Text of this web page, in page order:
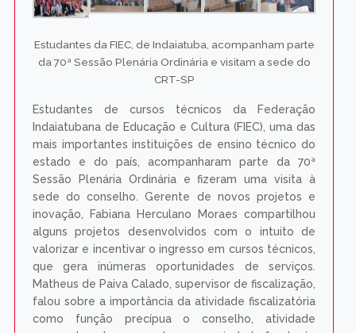
Estudantes da FIEC, de Indaiatuba, acompanham parte
da 70ª Sessão Plenária Ordinária e visitam a sede do
CRT-SP
Estudantes de cursos técnicos da Federação
Indaiatubana de Educação e Cultura (FIEC), uma das
mais importantes instituições de ensino técnico do
estado e do país, acompanharam parte da 70ª
Sessão Plenária Ordinária e fizeram uma visita à
sede do conselho. Gerente de novos projetos e
inovação, Fabiana Herculano Moraes compartilhou
alguns projetos desenvolvidos com o intuito de
valorizar e incentivar o ingresso em cursos técnicos,
que gera inúmeras oportunidades de serviços.
Matheus de Paiva Calado, supervisor de fiscalização,
falou sobre a importância da atividade fiscalizatória
como função precípua o conselho, atividade